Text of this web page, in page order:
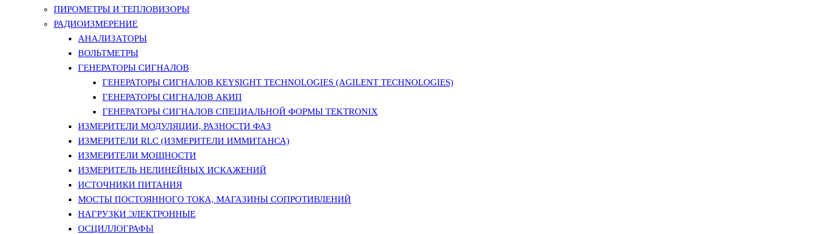
ПИРОМЕТРЫ И ТЕПЛОВИЗОРЫ
РАДИОИЗМЕРЕНИЕ
АНАЛИЗАТОРЫ
ВОЛЬТМЕТРЫ
ГЕНЕРАТОРЫ СИГНАЛОВ
ГЕНЕРАТОРЫ СИГНАЛОВ KEYSIGHT TECHNOLOGIES (AGILENT TECHNOLOGIES)
ГЕНЕРАТОРЫ СИГНАЛОВ АКИП
ГЕНЕРАТОРЫ СИГНАЛОВ СПЕЦИАЛЬНОЙ ФОРМЫ TEKTRONIX
ИЗМЕРИТЕЛИ МОДУЛЯЦИИ, РАЗНОСТИ ФАЗ
ИЗМЕРИТЕЛИ RLC (ИЗМЕРИТЕЛИ ИММИТАНСА)
ИЗМЕРИТЕЛИ МОЩНОСТИ
ИЗМЕРИТЕЛЬ НЕЛИНЕЙНЫХ ИСКАЖЕНИЙ
ИСТОЧНИКИ ПИТАНИЯ
МОСТЫ ПОСТОЯННОГО ТОКА, МАГАЗИНЫ СОПРОТИВЛЕНИЙ
НАГРУЗКИ ЭЛЕКТРОННЫЕ
ОСЦИЛЛОГРАФЫ